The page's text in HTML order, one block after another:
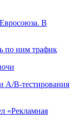
В
по ним трафик
А/В-тестирования
«Рекламная